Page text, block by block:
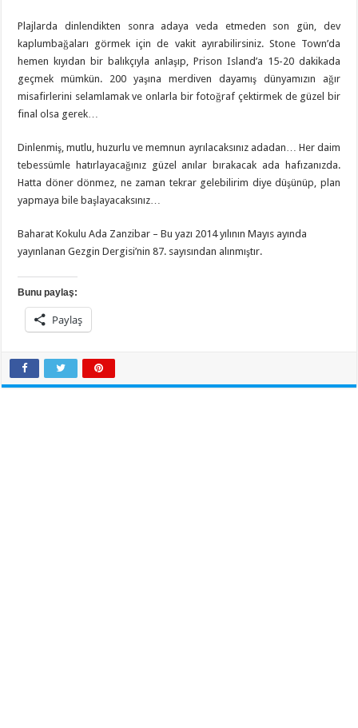
Plajlarda dinlendikten sonra adaya veda etmeden son gün, dev
kaplumbağaları görmek için de vakit ayırabilirsiniz. Stone Town’da
hemen kıyıdan bir balıkçıyla anlaşıp, Prison Island’a 15-20 dakikada
geçmek mümkün. 200 yaşına merdiven dayamış dünyamızın ağır
misafirlerini selamlamak ve onlarla bir fotoğraf çektirmek de güzel bir
final olsa gerek…
Dinlenmiş, mutlu, huzurlu ve memnun ayrılacaksınız adadan… Her daim
tebessümle hatırlayacağınız güzel anılar bırakacak ada hafızanızda.
Hatta döner dönmez, ne zaman tekrar gelebilirim diye düşünüp, plan
yapmaya bile başlayacaksınız…
Baharat Kokulu Ada Zanzibar – Bu yazı 2014 yılının Mayıs ayında
yayınlanan Gezgin Dergisi’nin 87. sayısından alınmıştır.
Bunu paylaş:
Paylaş